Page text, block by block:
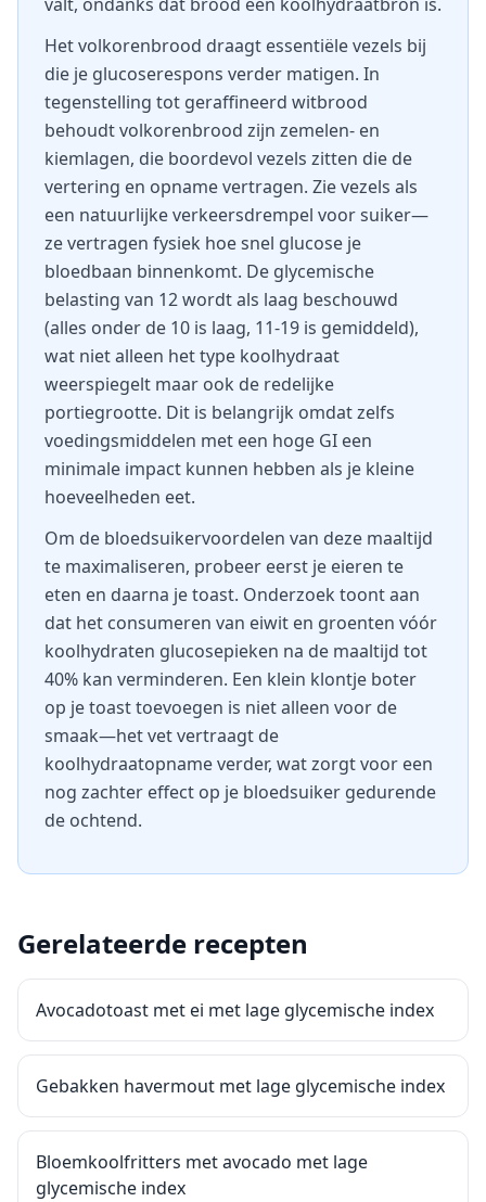
Het volkorenbrood draagt essentiële vezels bij
die je glucoserespons verder matigen. In
tegenstelling tot geraffineerd witbrood
behoudt volkorenbrood zijn zemelen- en
kiemlagen, die boordevol vezels zitten die de
vertering en opname vertragen. Zie vezels als
een natuurlijke verkeersdrempel voor suiker—
ze vertragen fysiek hoe snel glucose je
bloedbaan binnenkomt. De glycemische
belasting van 12 wordt als laag beschouwd
(alles onder de 10 is laag, 11-19 is gemiddeld),
wat niet alleen het type koolhydraat
weerspiegelt maar ook de redelijke
portiegrootte. Dit is belangrijk omdat zelfs
voedingsmiddelen met een hoge GI een
minimale impact kunnen hebben als je kleine
hoeveelheden eet.
Om de bloedsuikervoordelen van deze maaltijd
te maximaliseren, probeer eerst je eieren te
eten en daarna je toast. Onderzoek toont aan
dat het consumeren van eiwit en groenten vóór
koolhydraten glucosepieken na de maaltijd tot
40% kan verminderen. Een klein klontje boter
op je toast toevoegen is niet alleen voor de
smaak—het vet vertraagt de
koolhydraatopname verder, wat zorgt voor een
nog zachter effect op je bloedsuiker gedurende
de ochtend.
Gerelateerde recepten
Avocadotoast met ei met lage glycemische index
Gebakken havermout met lage glycemische index
Bloemkoolfritters met avocado met lage
glycemische index